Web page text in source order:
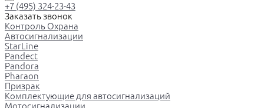
+7 (495) 324-23-43
Заказать звонок
Контроль Охрана
Автосигнализации
StarLine
Pandect
Pandora
Pharaon
Призрак
Комплектующие для автосигнализаций
Мотосигнализации